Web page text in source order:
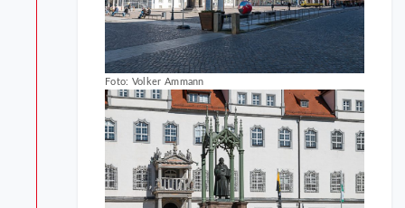
Foto: Volker Ammann